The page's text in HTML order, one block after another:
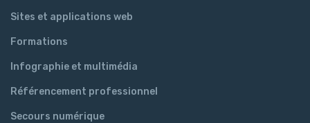
Sites et applications web
Formations
Infographie et multimédia
Référencement professionnel
Secours numérique